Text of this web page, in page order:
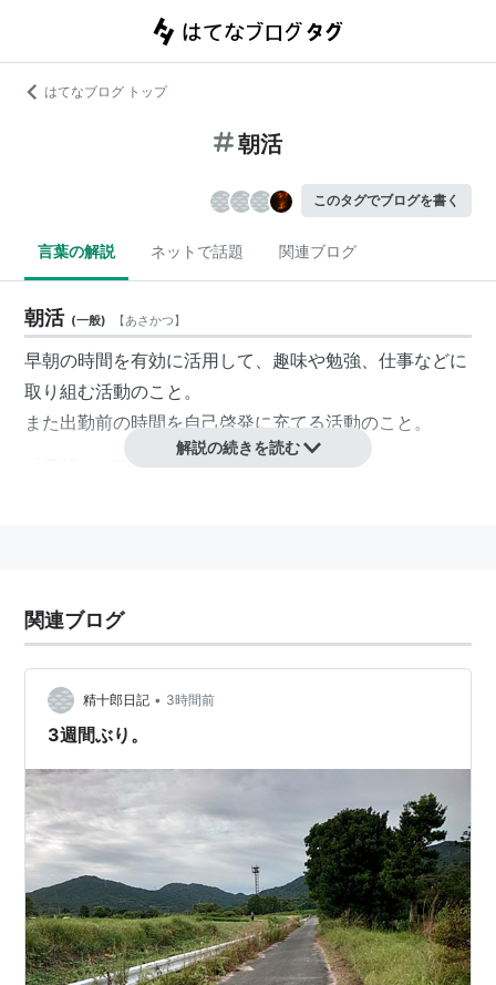
はてなブログ トップ
朝活
このタグでブログを書く
言葉の解説 ネットで話題 関連ブログ
朝活 (一般) 【あさかつ】
早朝の時間を有効に活用して、趣味や勉強、仕事などに
取り組む活動のこと。
また出勤前の時間を自己啓発に充てる活動のこと。
「早起きは三文の徳」
ストレッチ
半身浴
映画を観に行く
写真撮影
関連サイト
http://news.livedoor.com/article/detail/4705503/
朝時間.jp - ちょっと楽しい朝活＆朝型生活はじめよ
う！
朝活を始めたい人へ！4時起きを定着させる12のコツ
関連書籍
解説の続きを読む
関連ブログ
精十郎日記 • 3時間前
3週間ぶり。